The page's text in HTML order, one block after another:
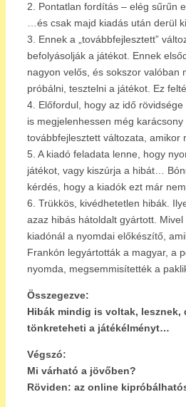
2. Pontatlan fordítás – elég sűrűn
…és csak majd kiadás után derül
3. Ennek a „továbbfejlesztett”
befolyásolják a játékot. Ennek
nagyon velős, és sokszor valóban
próbálni, tesztelni a játékot. Ez
4. Előfordul, hogy az idő
is megjelenhessen még
továbbfejlesztett változata, amikor
5. A kiadó feladata lenne, hogy
játékot, vagy kiszúrja a hibát…
kérdés, hogy a kiadók ezt már
6. Trükkös, kivédhetetlen hibák.
azaz hibás hátoldalt gyártott.
kiadónál a nyomdai előkészítő,
Frankón legyártották a magyar, a
nyomda, megsemmisítették a
Összegezve:
Hibák mindig is voltak,
tönkreteheti a játékélményt…
Végszó:
Mi várható a jövőben?
Röviden: az online